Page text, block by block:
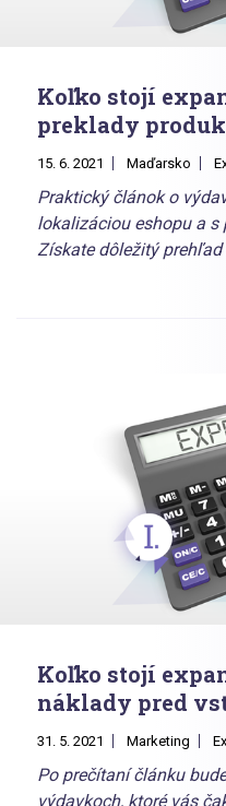
Koľko stojí
preklady
15. 6. 2021 Maďarsko
Praktický článok o
lokalizáciou eshopu a s
Získate dôležitý
Koľko stojí
náklady pred
31. 5. 2021 Marketing
Po prečítaní článku
výdavkoch, ktoré vás